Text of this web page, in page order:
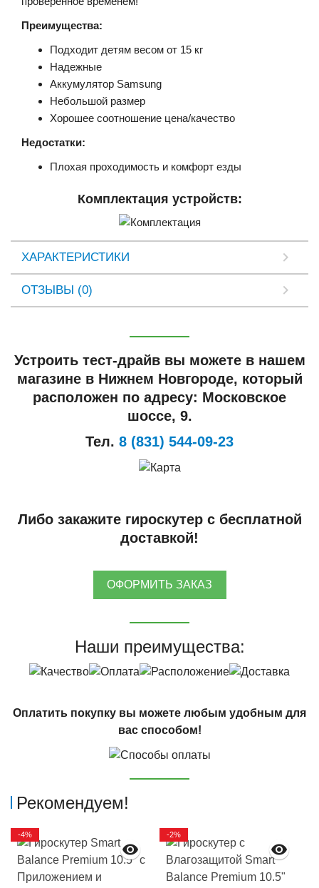
Преимущества:
Подходит детям весом от 15 кг
Надежные
Аккумулятор Samsung
Небольшой размер
Хорошее соотношение цена/качество
Недостатки:
Плохая проходимость и комфорт езды
Комплектация устройств:
ХАРАКТЕРИСТИКИ
ОТЗЫВЫ (0)
Устроить тест-драйв вы можете в нашем
магазине в Нижнем Новгороде, который
расположен по адресу: Московское
шоссе, 9.
Тел. 8 (831) 544-09-23
Либо закажите гироскутер с бесплатной
доставкой!
ОФОРМИТЬ ЗАКАЗ
Наши преимущества:
Оплатить покупку вы можете любым удобным для
вас способом!
Рекомендуем!
-4% -2%